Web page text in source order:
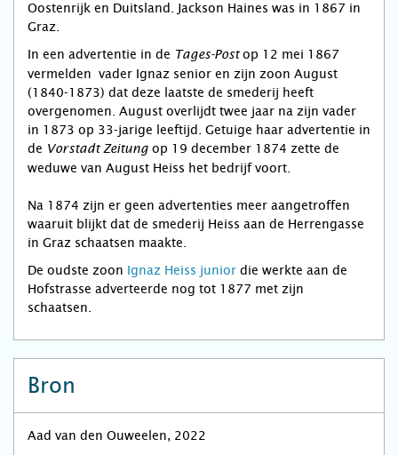
Oostenrijk en Duitsland. Jackson Haines was in 1867 in
Graz.
In een advertentie in de Tages-Postop 12 mei 1867
vermelden vader Ignaz senior en zijn zoon August
(1840-1873) dat deze laatste de smederij heeft
overgenomen. August overlijdt twee jaar na zijn vader
in 1873 op 33-jarige leeftijd. Getuige haar advertentie in
de Vorstadt Zeitung op 19 december 1874 zette de
weduwe van August Heiss het bedrijf voort.
Na 1874 zijn er geen advertenties meer aangetroffen
waaruit blijkt dat de smederij Heiss aan de Herrengasse
in Graz schaatsen maakte.
De oudste zoon Ignaz Heiss junior die werkte aan de
Hofstrasse adverteerde nog tot 1877 met zijn
schaatsen.
Bron
Aad van den Ouweelen, 2022